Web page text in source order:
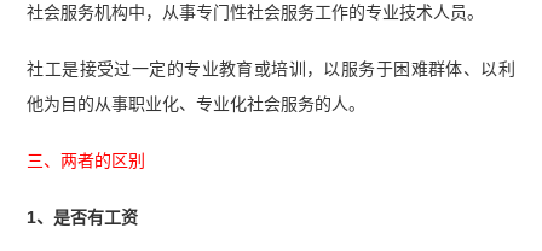
社会服务机构中，从事专门性社会服务工作的专业技术人员。
社工是接受过一定的专业教育或培训，以服务于困难群体、以利
他为目的从事职业化、专业化社会服务的人。
三、两者的区别
1、是否有工资